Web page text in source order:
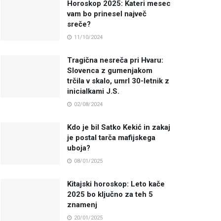
Horoskop 2025: Kateri mesec
vam bo prinesel največ
sreče?
11/10/2024
Tragična nesreča pri Hvaru:
Slovenca z gumenjakom
trčila v skalo, umrl 30-letnik z
inicialkami J.S.
02/08/2024
Kdo je bil Satko Kekić in zakaj
je postal tarča mafijskega
uboja?
08/01/2025
Kitajski horoskop: Leto kače
2025 bo ključno za teh 5
znamenj
20/01/2025